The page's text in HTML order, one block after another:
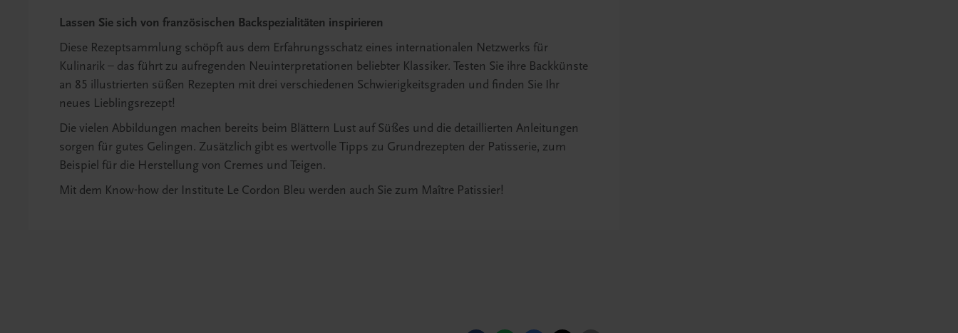
Lassen Sie sich von französischen Backspezialitäten inspirieren
Diese Rezeptsammlung schöpft aus dem Erfahrungsschatz eines internationalen Netzwerks für
Kulinarik – das führt zu aufregenden Neuinterpretationen beliebter Klassiker. Testen Sie ihre Backkünste
an 85 illustrierten süßen Rezepten mit drei verschiedenen Schwierigkeitsgraden und finden Sie Ihr
neues Lieblingsrezept!
Die vielen Abbildungen machen bereits beim Blättern Lust auf Süßes und die detaillierten Anleitungen
sorgen für gutes Gelingen. Zusätzlich gibt es wertvolle Tipps zu Grundrezepten der Patisserie, zum
Beispiel für die Herstellung von Cremes und Teigen.
Mit dem Know-how der Institute Le Cordon Bleu werden auch Sie zum Maître Patissier!